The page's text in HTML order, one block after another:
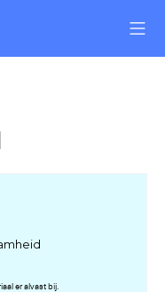
er alvast bij.